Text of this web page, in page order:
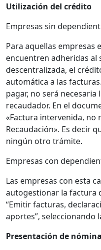
Utilización del crédito
Empresas sin
Para aquellas empresas
encuentren adheridas al
descentralizada, el
automática a las
pagar, no será
recaudador. En el
«Factura intervenida, no
Recaudación». Es decir
ningún otro trámite.
Empresas con
Las empresas con esta
autogestionar la factura
“Emitir facturas,
aportes”, seleccionando
Presentación de